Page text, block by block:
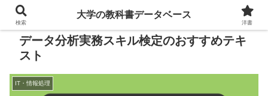
データ分析実務スキル検定のおすすめテキ
スト
IT・情報処理
検索
大学の教科書データベース
洋書